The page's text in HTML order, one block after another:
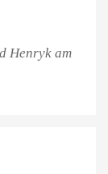
Henryk am